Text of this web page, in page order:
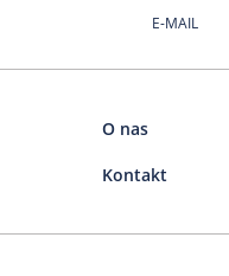
E-MAIL
O nas
Kontakt